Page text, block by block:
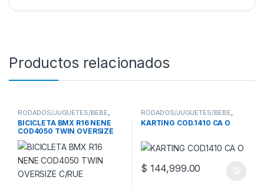
Productos relacionados
RODADOS/JUGUETES/BEBE
BICICLETAS
BICICLETA BMX R16 NENE
COD4050 TWIN OVERSIZE
C/RUE
RODADOS/JUGUETES/BEBE
TRICICLO Y KARTING
KARTING COD.1410 CA O
$ 144,999.00